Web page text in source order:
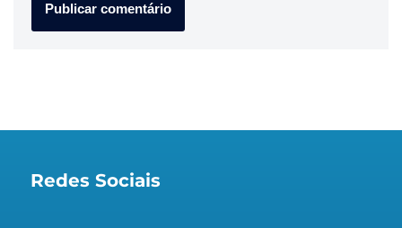
Redes Sociais